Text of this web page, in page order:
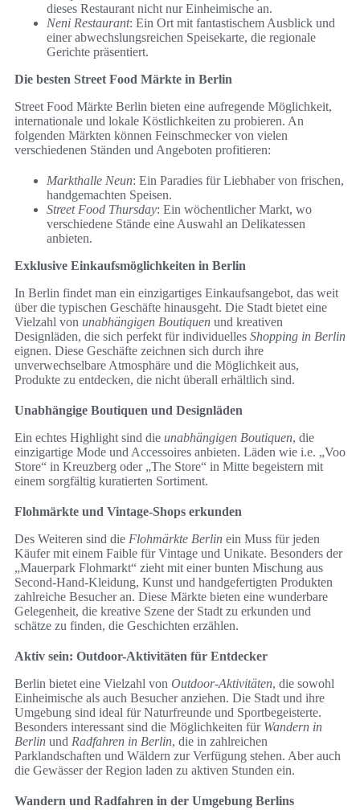
dieses Restaurant nicht nur Einheimische an.
Neni Restaurant: Ein Ort mit fantastischem Ausblick und
einer abwechslungsreichen Speisekarte, die regionale
Gerichte präsentiert.
Die besten Street Food Märkte in Berlin
Street Food Märkte Berlin bieten eine aufregende Möglichkeit,
internationale und lokale Köstlichkeiten zu probieren. An
folgenden Märkten können Feinschmecker von vielen
verschiedenen Ständen und Angeboten profitieren:
Markthalle Neun: Ein Paradies für Liebhaber von frischen,
handgemachten Speisen.
Street Food Thursday: Ein wöchentlicher Markt, wo
verschiedene Stände eine Auswahl an Delikatessen
anbieten.
Exklusive Einkaufsmöglichkeiten in Berlin
In Berlin findet man ein einzigartiges Einkaufsangebot, das weit
über die typischen Geschäfte hinausgeht. Die Stadt bietet eine
Vielzahl von unabhängigen Boutiquen und kreativen
Designläden, die sich perfekt für individuelles Shopping in Berlin
eignen. Diese Geschäfte zeichnen sich durch ihre
unverwechselbare Atmosphäre und die Möglichkeit aus,
Produkte zu entdecken, die nicht überall erhältlich sind.
Unabhängige Boutiquen und Designläden
Ein echtes Highlight sind die unabhängigen Boutiquen, die
einzigartige Mode und Accessoires anbieten. Läden wie i.e. „Voo
Store“ in Kreuzberg oder „The Store“ in Mitte begeistern mit
einem sorgfältig kuratierten Sortiment.
Flohmärkte und Vintage-Shops erkunden
Des Weiteren sind die Flohmärkte Berlin ein Muss für jeden
Käufer mit einem Faible für Vintage und Unikate. Besonders der
„Mauerpark Flohmarkt“ zieht mit einer bunten Mischung aus
Second-Hand-Kleidung, Kunst und handgefertigten Produkten
zahlreiche Besucher an. Diese Märkte bieten eine wunderbare
Gelegenheit, die kreative Szene der Stadt zu erkunden und
schätze zu finden, die Geschichten erzählen.
Aktiv sein: Outdoor-Aktivitäten für Entdecker
Berlin bietet eine Vielzahl von Outdoor-Aktivitäten, die sowohl
Einheimische als auch Besucher anziehen. Die Stadt und ihre
Umgebung sind ideal für Naturfreunde und Sportbegeisterte.
Besonders interessant sind die Möglichkeiten für Wandern in
Berlin und Radfahren in Berlin, die in zahlreichen
Parklandschaften und Wäldern zur Verfügung stehen. Aber auch
die Gewässer der Region laden zu aktiven Stunden ein.
Wandern und Radfahren in der Umgebung Berlins